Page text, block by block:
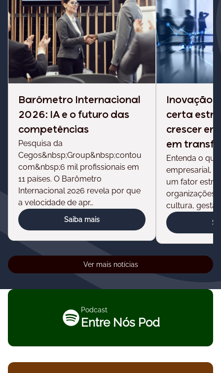
Barômetro Internacional
2026: IA e o futuro das
competências
Pesquisa da
Cegos&nbsp;Group&nbsp;contou
com&nbsp;6 mil profissionais em
11 países. O Barômetro
Internacional 2026 revela por que
a velocidade de apr…
Saiba mais
Inovação
certa
crescer
em
Entenda o
empresarial,
um fator
organizações
cultura,
Ver mais notícias
Podcast
Entre Nós Pod